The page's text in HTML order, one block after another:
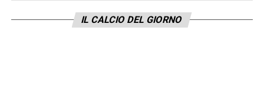
settimane saranno decisive per capire se
l’affare potrà concretizzarsi.
IL CALCIO DEL GIORNO